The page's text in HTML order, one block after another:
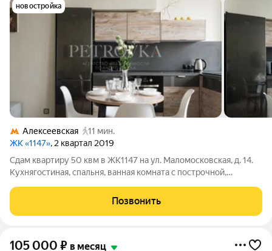
новостройка
Алексеевская
11 мин.
ЖК «1147», 2 квартал 2019
Сдам квартиру 50 квм в ЖК1147 на ул. Маломосковская, д. 14.
Кухнягостиная, спальня, ванная комната с построчной,
необходимая мебель и бытовая техника. Техника: плита,
духовка, посудомоечная
Позвонить
105 000 ₽ в месяц